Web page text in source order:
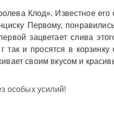
Клод». Известное
Первому,
зацветает слива
и просятся в корзинку
своим вкусом и
особых усилий!